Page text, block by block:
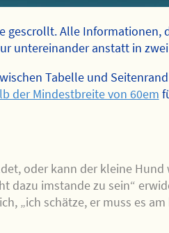
gescrollt. Alle Informationen,
untereinander anstatt in
Tabelle und
der Mindestbreite von 60em
oder kann der kleine
dazu imstande zu sein“
„ich schätze, er muss es